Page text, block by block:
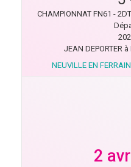
CHAMPIONNAT FN61 -
JEAN DEPORTER
NEUVILLE EN
2